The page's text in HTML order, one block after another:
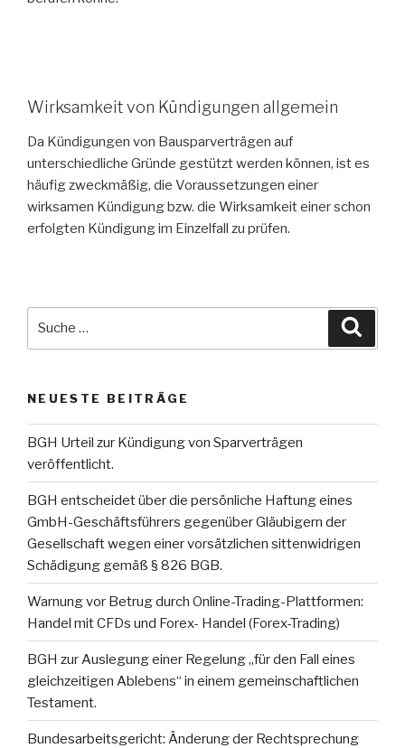
Wirksamkeit von Kündigungen allgemein
Da Kündigungen von Bausparverträgen auf
unterschiedliche Gründe gestützt werden können, ist es
häufig zweckmäßig, die Voraussetzungen einer
wirksamen Kündigung bzw. die Wirksamkeit einer schon
erfolgten Kündigung im Einzelfall zu prüfen.
NEUESTE BEITRÄGE
BGH Urteil zur Kündigung von Sparverträgen
veröffentlicht.
BGH entscheidet über die persönliche Haftung eines
GmbH-Geschäftsführers gegenüber Gläubigern der
Gesellschaft wegen einer vorsätzlichen sittenwidrigen
Schädigung gemäß § 826 BGB.
Warnung vor Betrug durch Online-Trading-Plattformen:
Handel mit CFDs und Forex- Handel (Forex-Trading)
BGH zur Auslegung einer Regelung „für den Fall eines
gleichzeitigen Ablebens“ in einem gemeinschaftlichen
Testament.
Bundesarbeitsgericht: Änderung der Rechtsprechung